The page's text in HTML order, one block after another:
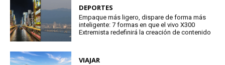
DEPORTES
Empaque más ligero, dispare de forma más
inteligente: 7 formas en que el vivo X300
Extremista redefinirá la creación de contenido
VIAJAR